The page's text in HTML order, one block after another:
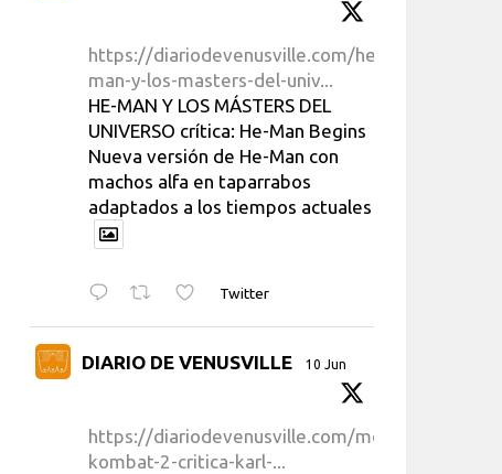
https://diariodevenusville.com/he-
man-y-los-masters-del-univ...
HE-MAN Y LOS MÁSTERS DEL
UNIVERSO crítica: He-Man Begins
Nueva versión de He-Man con
machos alfa en taparrabos
adaptados a los tiempos actuales
Twitter
DIARIO DE VENUSVILLE 10 Jun
https://diariodevenusville.com/mortal-
kombat-2-critica-karl-...